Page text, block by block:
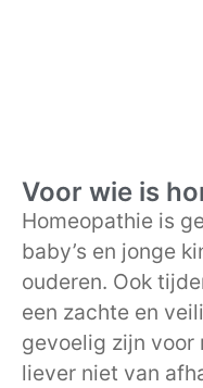
Voor wie is
Homeopathie is
baby’s en jonge
ouderen. Ook
een zachte en
gevoelig zijn
liever niet van